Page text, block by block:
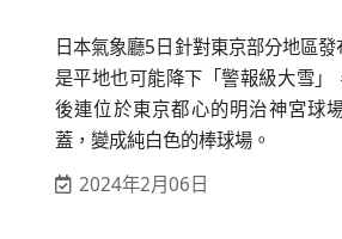
日本氣象廳5日針對東京部分地區
是平地也可能降下「警報級大雪」
後連位於東京都心的明治神宮球
蓋，變成純白色的棒球場。
2024年2月06日